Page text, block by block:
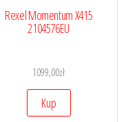
Rexel Momentum X415
2104576EU
1099,00zł
Kup